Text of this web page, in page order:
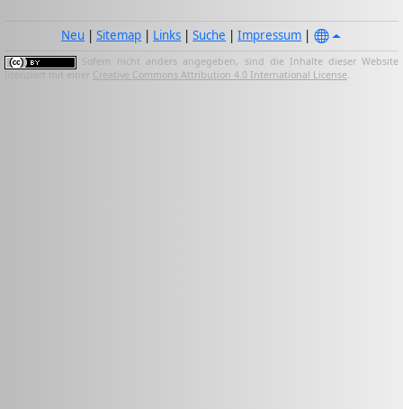
Neu |Sitemap | Links |Suche |Impressum |
Sofern nicht anders angegeben, sind die Inhalte dieser Website
lizenziert mit einer Creative Commons Attribution 4.0 International License.